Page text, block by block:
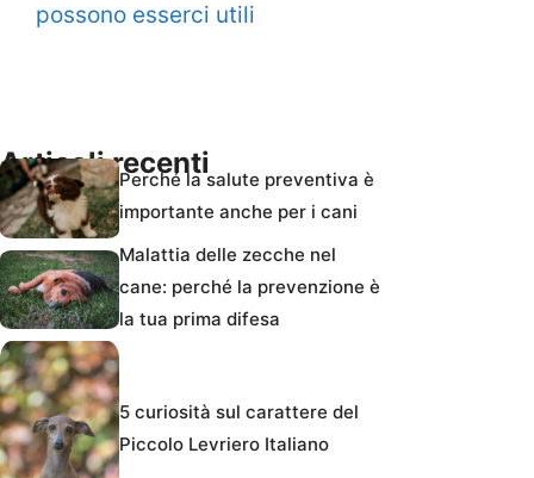
possono esserci utili
Articoli recentiPerché la salute preventiva è
importante anche per i cani
Malattia delle zecche nel
cane: perché la prevenzione è
la tua prima difesa
5 curiosità sul carattere del
Piccolo Levriero Italiano